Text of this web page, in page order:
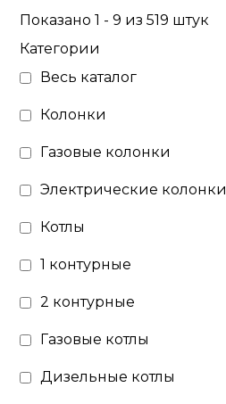
Показано 1 - 9 из 519 штук
Категории
Весь каталог
Колонки
Газовые колонки
Электрические колонки
Котлы
1 контурные
2 контурные
Газовые котлы
Дизельные котлы